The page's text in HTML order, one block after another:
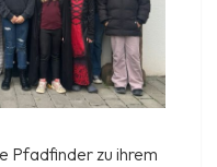
Pfadfinder zu ihrem